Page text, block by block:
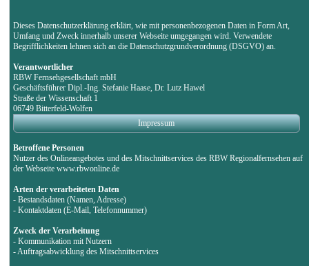
Dieses Datenschutzerklärung erklärt, wie mit personenbezogenen Daten in Form Art,
Umfang und Zweck innerhalb unserer Webseite umgegangen wird. Verwendete
Begrifflichkeiten lehnen sich an die Datenschutzgrundverordnung (DSGVO) an.
Verantwortlicher
RBW Fernsehgesellschaft mbH
Geschäftsführer Dipl.-Ing. Stefanie Haase, Dr. Lutz Hawel
Straße der Wissenschaft 1
06749 Bitterfeld-Wolfen
Impressum
Betroffene Personen
Nutzer des Onlineangebotes und des Mitschnittservices des RBW Regionalfernsehen auf
der Webseite www.rbwonline.de
Arten der verarbeiteten Daten
- Bestandsdaten (Namen, Adresse)
- Kontaktdaten (E-Mail, Telefonnummer)
Zweck der Verarbeitung
- Kommunikation mit Nutzern
- Auftragsabwicklung des Mitschnittservices